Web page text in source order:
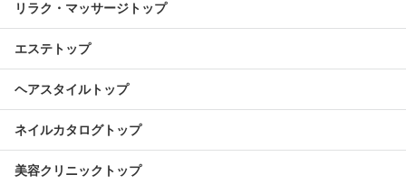
リラク・マッサージトップ
エステトップ
ヘアスタイルトップ
ネイルカタログトップ
美容クリニックトップ